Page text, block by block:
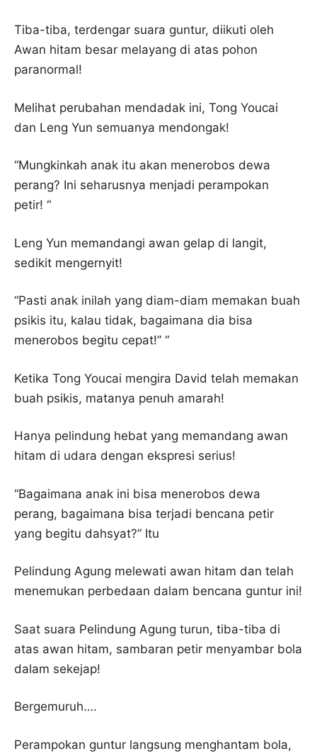
Tiba-tiba, terdengar suara guntur, diikuti oleh
Awan hitam besar melayang di atas pohon
paranormal!
Melihat perubahan mendadak ini, Tong Youcai
dan Leng Yun semuanya mendongak!
“Mungkinkah anak itu akan menerobos dewa
perang? Ini seharusnya menjadi perampokan
petir! “
Leng Yun memandangi awan gelap di langit,
sedikit mengernyit!
“Pasti anak inilah yang diam-diam memakan buah
psikis itu, kalau tidak, bagaimana dia bisa
menerobos begitu cepat!” “
Ketika Tong Youcai mengira David telah memakan
buah psikis, matanya penuh amarah!
Hanya pelindung hebat yang memandang awan
hitam di udara dengan ekspresi serius!
“Bagaimana anak ini bisa menerobos dewa
perang, bagaimana bisa terjadi bencana petir
yang begitu dahsyat?” Itu
Pelindung Agung melewati awan hitam dan telah
menemukan perbedaan dalam bencana guntur ini!
Saat suara Pelindung Agung turun, tiba-tiba di
atas awan hitam, sambaran petir menyambar bola
dalam sekejap!
Bergemuruh….
Perampokan guntur langsung menghantam bola,